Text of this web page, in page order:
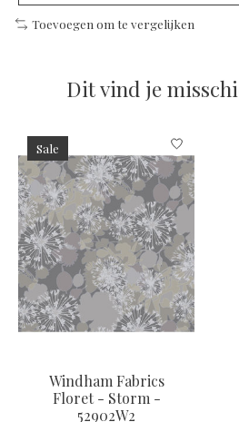
Toevoegen om te vergelijken
Dit vind je
Items van productcarrousel
Sale
Windham Fabrics
Floret - Storm -
52902W2